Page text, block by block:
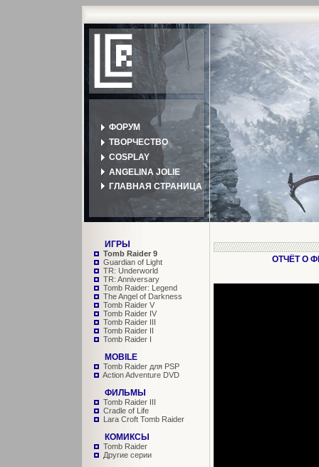
ФОРУМ
ТВОРЧЕСТВО
COSPLAY
ANGELINA JOLIE
ГЛАВНАЯ СТРАНИЦА
ИГРЫ
Tomb Raider 9
Guardian of Light
TR: Underworld
TR: Anniversary
Tomb Raider: Legend
The Angel of Darkness
Tomb Raider V
Tomb Raider IV
Tomb Raider III
Tomb Raider II
Tomb Raider I
MOBILE
Tomb Raider для PSP
Action Adventure DVD
ФИЛЬМЫ
Tomb Raider III
Cradle of Life
Lara Croft Tomb Raider
КОМИКСЫ
Tomb Raider
Другие серии
ОТЧЁТ О